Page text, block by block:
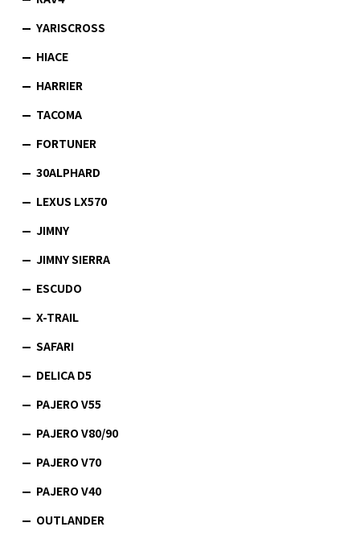
YARISCROSS
HIACE
HARRIER
TACOMA
FORTUNER
30ALPHARD
LEXUS LX570
JIMNY
JIMNY SIERRA
ESCUDO
X-TRAIL
SAFARI
DELICA D5
PAJERO V55
PAJERO V80/90
PAJERO V70
PAJERO V40
OUTLANDER